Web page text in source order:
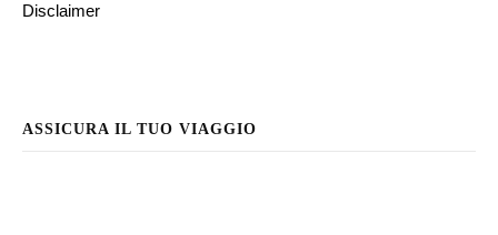
Disclaimer
ASSICURA IL TUO VIAGGIO